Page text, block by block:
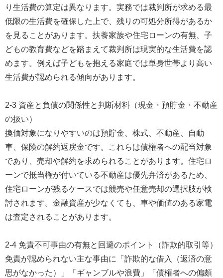
り生活費の算定は異なります。実務では裁判所が求める最
低限の生活費を確保した上で、残りの可処分所得があるか
を見ることがあります。扶養家族や住宅ローンの有無、子
どもの教育費などを踏まえて裁判所は現実的な生活費を認
めます。例えば子どもを抱える家庭では単身世帯より高い
生活費が認められる傾向があります。
2-3 資産と負債の関係性と判断材料（現金・預貯金・不動産
の扱い）
換価対象になりやすいのは預貯金、株式、不動産、自動
車、保険の解約返戻金です。これらは債権者への配当対象
であり、売却や解約を求められることがあります。住宅ロ
ーンで抵当権が付いている不動産は優先弁済があるため、
住宅ローンが残るケースでは競売や任意売却の選択肢が検
討されます。金融資産が少なくても、車や価値のある家電
は査定されることがあります。
2-4 免責不可事由の有無と回避のポイント（詐欺的取引等）
免責が認められない主な事由に「詐欺的な借入（返済の意
思がなかった）」「ギャンブルや浪費」「債権者への偏頗